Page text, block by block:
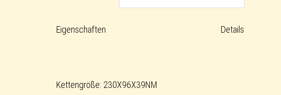
Eigenschaften Details
Kettengröße: 230X96X39NM